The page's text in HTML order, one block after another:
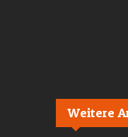
Weitere